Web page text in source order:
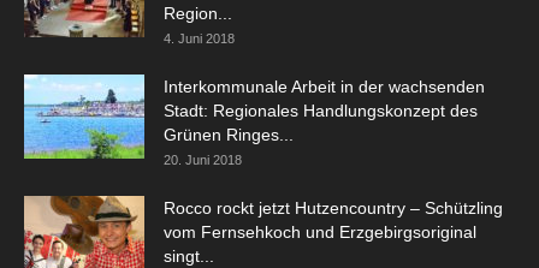
Region...
4. Juni 2018
Interkommunale Arbeit in der wachsenden
Stadt: Regionales Handlungskonzept des
Grünen Ringes...
20. Juni 2018
Rocco rockt jetzt Hutzencountry – Schützling
vom Fernsehkoch und Erzgebirgsoriginal
singt...